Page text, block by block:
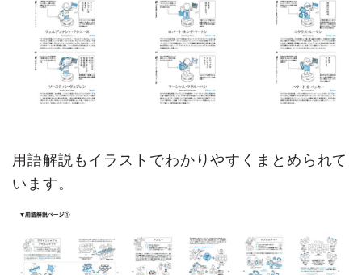
用語解説もイラストでわかりやすくまとめられて
います。